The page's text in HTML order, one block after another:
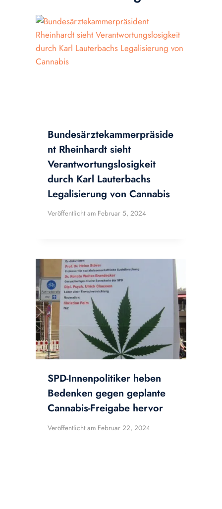
Bundesärztekammerpräside
nt Rheinhardt sieht
Verantwortungslosigkeit
durch Karl Lauterbachs
Legalisierung von Cannabis
Veröffentlicht am Februar 5, 2024
SPD-Innenpolitiker heben
Bedenken gegen geplante
Cannabis-Freigabe hervor
Veröffentlicht am Februar 22, 2024